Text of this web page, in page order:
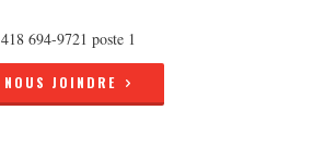
418 694-9721 poste 1
NOUS JOINDRE